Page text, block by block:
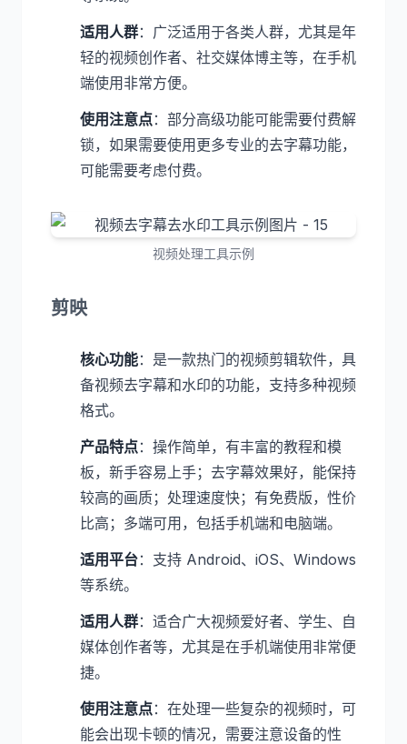
适用人群：广泛适用于各类人群，尤其是年
轻的视频创作者、社交媒体博主等，在手机
端使用非常方便。
使用注意点：部分高级功能可能需要付费解
锁，如果需要使用更多专业的去字幕功能，
可能需要考虑付费。
视频处理工具示例
剪映
核心功能：是一款热门的视频剪辑软件，具
备视频去字幕和水印的功能，支持多种视频
格式。
产品特点：操作简单，有丰富的教程和模
板，新手容易上手；去字幕效果好，能保持
较高的画质；处理速度快；有免费版，性价
比高；多端可用，包括手机端和电脑端。
适用平台：支持 Android、iOS、Windows
等系统。
适用人群：适合广大视频爱好者、学生、自
媒体创作者等，尤其是在手机端使用非常便
捷。
使用注意点：在处理一些复杂的视频时，可
能会出现卡顿的情况，需要注意设备的性